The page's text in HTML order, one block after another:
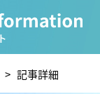
> 記事詳細